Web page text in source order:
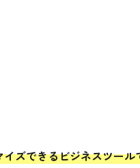
ズできるビジネスツー